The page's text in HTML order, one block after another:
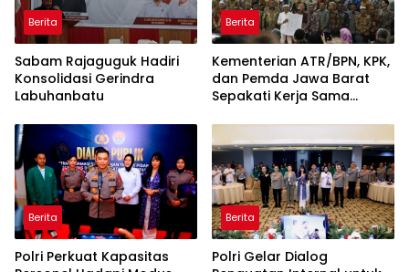
Berita
Sabam Rajaguguk Hadiri
Konsolidasi Gerindra
Labuhanbatu
Berita
Kementerian ATR/BPN, KPK,
dan Pemda Jawa Barat
Sepakati Kerja Sama
Korupsi serta Penguatan
Ekonomi Daerah
Berita
Polri Perkuat Kapasitas
Berita
Polri Gelar Dialog